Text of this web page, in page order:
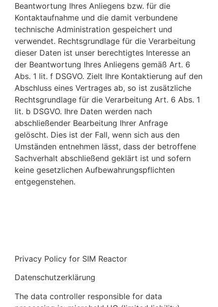
Beantwortung Ihres Anliegens bzw. für die
Kontaktaufnahme und die damit verbundene
technische Administration gespeichert und
verwendet. Rechtsgrundlage für die Verarbeitung
dieser Daten ist unser berechtigtes Interesse an
der Beantwortung Ihres Anliegens gemäß Art. 6
Abs. 1 lit. f DSGVO. Zielt Ihre Kontaktierung auf den
Abschluss eines Vertrages ab, so ist zusätzliche
Rechtsgrundlage für die Verarbeitung Art. 6 Abs. 1
lit. b DSGVO. Ihre Daten werden nach
abschließender Bearbeitung Ihrer Anfrage
gelöscht. Dies ist der Fall, wenn sich aus den
Umständen entnehmen lässt, dass der betroffene
Sachverhalt abschließend geklärt ist und sofern
keine gesetzlichen Aufbewahrungspflichten
entgegenstehen.
Privacy Policy for SIM Reactor
Datenschutzerklärung
The data controller responsible for data